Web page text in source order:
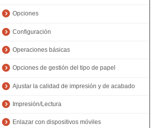
Opciones
Configuración
Operaciones básicas
Opciones de gestión del tipo de papel
Ajustar la calidad de impresión y de acabado
Impresión/Lectura
Enlazar con dispositivos móviles